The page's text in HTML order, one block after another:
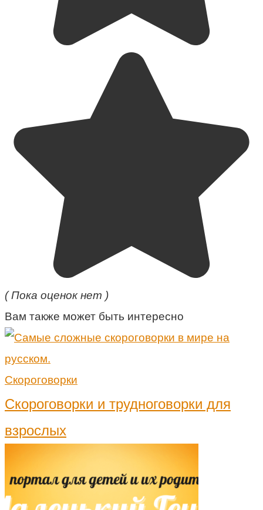
( Пока оценок нет )
Вам также может быть интересно
Скороговорки
Скороговорки и трудноговорки для
взрослых